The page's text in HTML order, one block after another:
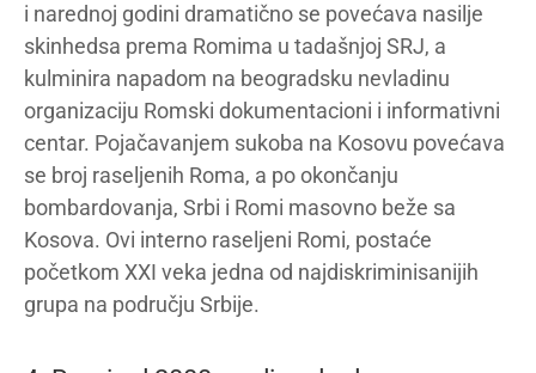
i narednoj godini dramatično se povećava nasilje
skinhedsa prema Romima u tadašnjoj SRJ, a
kulminira napadom na beogradsku nevladinu
organizaciju Romski dokumentacioni i informativni
centar. Pojačavanjem sukoba na Kosovu povećava
se broj raseljenih Roma, a po okončanju
bombardovanja, Srbi i Romi masovno beže sa
Kosova. Ovi interno raseljeni Romi, postaće
početkom XXI veka jedna od najdiskriminisanijih
grupa na području Srbije.